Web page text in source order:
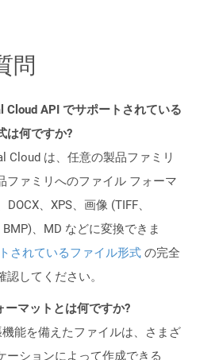
問
Cloud API でサポートされている
は何ですか?
Cloud は、任意の製品ファミリ
ファミリへのファイル フォーマ
DOCX、XPS、画像 (TIFF、
BMP)、MD などに変換できま
されているファイル形式 の完全
認してください。
ーマットとは何ですか?
能を備えたファイルは、さまざ
ーションによって作成できる